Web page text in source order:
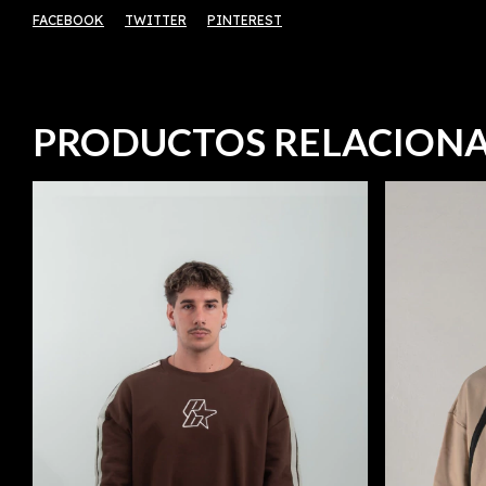
FACEBOOK TWITTER PINTEREST
PRODUCTOS